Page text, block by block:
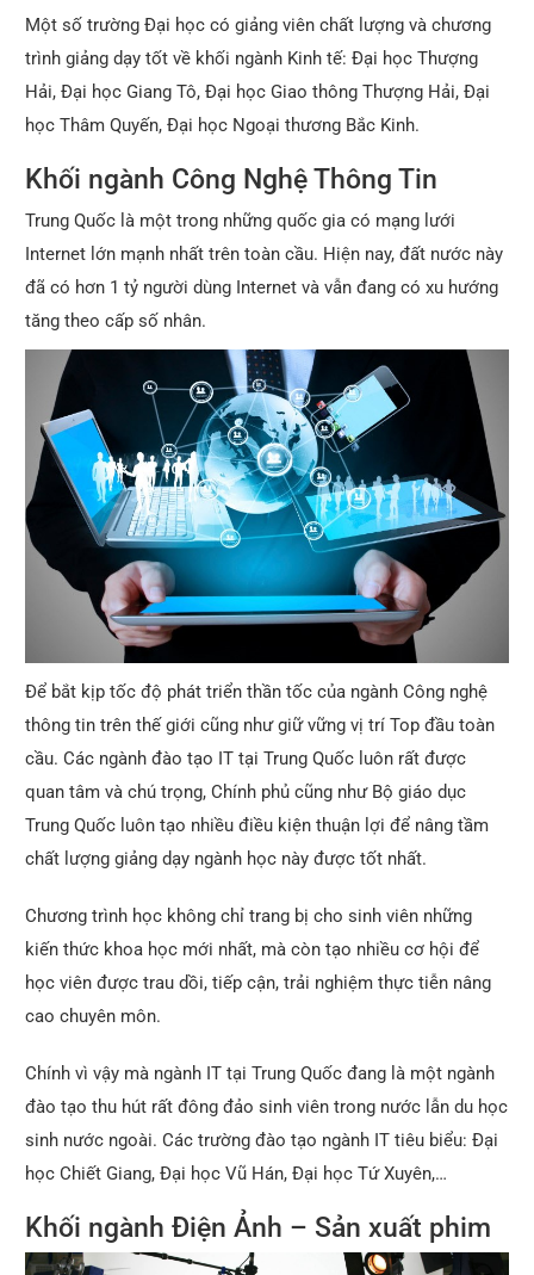
Một số trường Đại học có giảng viên chất lượng và chương
trình giảng dạy tốt về khối ngành Kinh tế: Đại học Thượng
Hải, Đại học Giang Tô, Đại học Giao thông Thượng Hải, Đại
học Thâm Quyến, Đại học Ngoại thương Bắc Kinh.
Khối ngành Công Nghệ Thông Tin
Trung Quốc là một trong những quốc gia có mạng lưới
Internet lớn mạnh nhất trên toàn cầu. Hiện nay, đất nước này
đã có hơn 1 tỷ người dùng Internet và vẫn đang có xu hướng
tăng theo cấp số nhân.
Để bắt kịp tốc độ phát triển thần tốc của ngành Công nghệ
thông tin trên thế giới cũng như giữ vững vị trí Top đầu toàn
cầu. Các ngành đào tạo IT tại Trung Quốc luôn rất được
quan tâm và chú trọng, Chính phủ cũng như Bộ giáo dục
Trung Quốc luôn tạo nhiều điều kiện thuận lợi để nâng tầm
chất lượng giảng dạy ngành học này được tốt nhất.
Chương trình học không chỉ trang bị cho sinh viên những
kiến thức khoa học mới nhất, mà còn tạo nhiều cơ hội để
học viên được trau dồi, tiếp cận, trải nghiệm thực tiễn nâng
cao chuyên môn.
Chính vì vậy mà ngành IT tại Trung Quốc đang là một ngành
đào tạo thu hút rất đông đảo sinh viên trong nước lẫn du học
sinh nước ngoài. Các trường đào tạo ngành IT tiêu biểu: Đại
học Chiết Giang, Đại học Vũ Hán, Đại học Tứ Xuyên,…
Khối ngành Điện Ảnh – Sản xuất phim